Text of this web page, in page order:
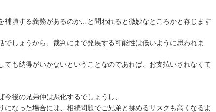
補填する義務があるのか…と問われると微妙なところかと存じます
でしょうから、裁判にまで発展する可能性は低いように思われま
ても納得がいかないということなのであれば、お支払いされなくて
後の兄弟仲は悪化するでしょうし、
になった場合には、相続問題でご兄弟と揉めるリスクも高くなるよ